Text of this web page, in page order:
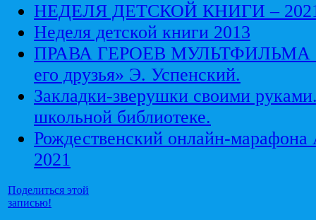
НЕДЕЛЯ ДЕТСКОЙ КНИГИ –
Неделя детской книги 2013
ПРАВА ГЕРОЕВ МУЛЬТФИЛЬМА
его друзья» Э. Успенский.
Закладки-зверушки своими
школьной библиотеке.
Рождественский онлайн-марафона
2021
Поделиться этой
записью!